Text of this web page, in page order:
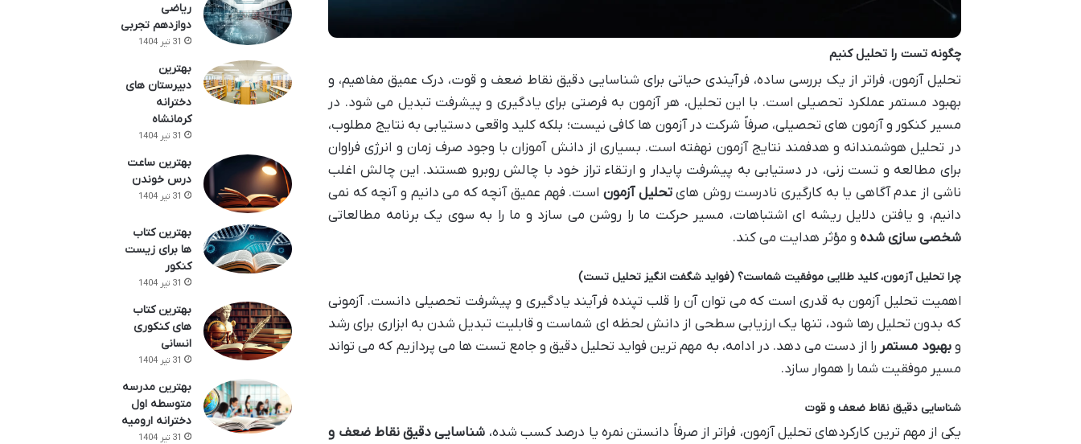
چگونه تست را تحلیل کنیم
تحلیل آزمون، فراتر از یک بررسی ساده، فرآیندی حیاتی برای شناسایی دقیق نقاط ضعف و قوت، درک عمیق مفاهیم، و
بهبود مستمر عملکرد تحصیلی است. با این تحلیل، هر آزمون به فرصتی برای یادگیری و پیشرفت تبدیل می شود. در
مسیر کنکور و آزمون های تحصیلی، صرفاً شرکت در آزمون ها کافی نیست؛ بلکه کلید واقعی دستیابی به نتایج مطلوب،
در تحلیل هوشمندانه و هدفمند نتایج آزمون نهفته است. بسیاری از دانش آموزان با وجود صرف زمان و انرژی فراوان
برای مطالعه و تست زنی، در دستیابی به پیشرفت پایدار و ارتقاء تراز خود با چالش روبرو هستند. این چالش اغلب
ناشی از عدم آگاهی یا به کارگیری نادرست روش هایتحلیل آزمون است. فهم عمیق آنچه که می دانیم و آنچه که نمی
دانیم، و یافتن دلایل ریشه ای اشتباهات، مسیر حرکت ما را روشن می سازد و ما را به سوی یک برنامه مطالعاتی
شخصی سازی شده و مؤثر هدایت می کند.
چرا تحلیل آزمون، کلید طلایی موفقیت شماست؟ (فواید شگفت انگیز تحلیل تست)
اهمیت تحلیل آزمون به قدری است که می توان آن را قلب تپنده فرآیند یادگیری و پیشرفت تحصیلی دانست. آزمونی
که بدون تحلیل رها شود، تنها یک ارزیابی سطحی از دانش لحظه ای شماست و قابلیت تبدیل شدن به ابزاری برای رشد
وبهبود مستمر را از دست می دهد. در ادامه، به مهم ترین فواید تحلیل دقیق و جامع تست ها می پردازیم که می تواند
مسیر موفقیت شما را هموار سازد.
شناسایی دقیق نقاط ضعف و قوت
یکی از مهم ترین کارکردهای تحلیل آزمون، فراتر از صرفاً دانستن نمره یا درصد کسب شده، شناسایی دقیق نقاط ضعف و
ریاضی
دوازدهم تجربی
31 تیر 1404
بهترین
دبیرستان های
دخترانه
کرمانشاه
31 تیر 1404
بهترین ساعت
درس خوندن
31 تیر 1404
بهترین کتاب
ها برای زیست
کنکور
31 تیر 1404
بهترین کتاب
های کنکوری
انسانی
31 تیر 1404
بهترین مدرسه
متوسطه اول
دخترانه ارومیه
31 تیر 1404